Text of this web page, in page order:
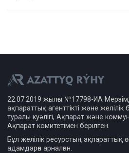
22.07.2019 жылғы №17798-ИА
ақпараттық агенттікті және
туралы куәлігі, Ақпарат және
Ақпарат комитетімен берілген.
Бұл желілік ресурстың ақпараттық
адамдарға арналған.